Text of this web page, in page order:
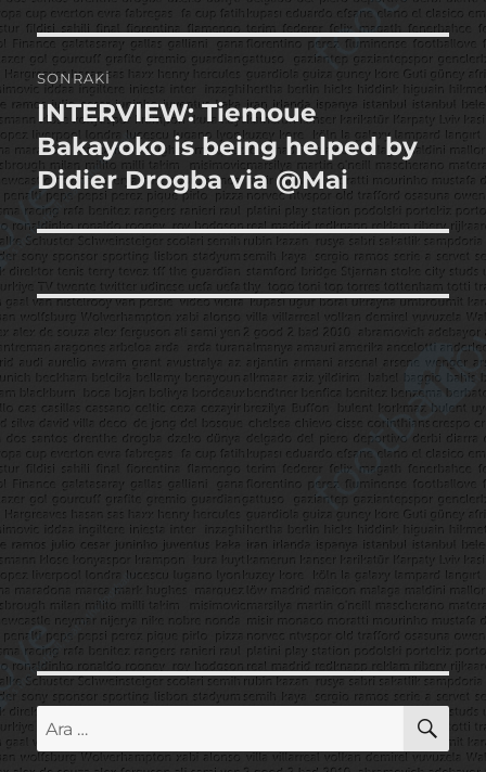
SONRAKI
Sonraki
yazı:
INTERVIEW: Tiemoue
Bakayoko is being helped by
Didier Drogba via @Mai
Ara: